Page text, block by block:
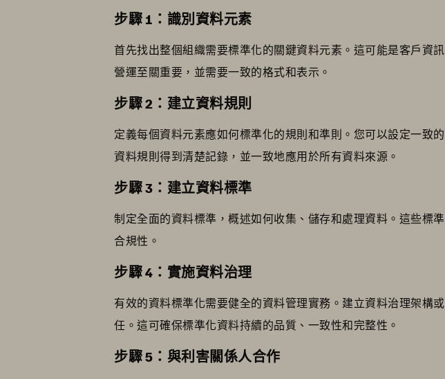
步驟 1：識別資料元素
首先找出整個組織需要標準化的關鍵資料元素。這可能是客戶資
營運至關重要，並需要一致的格式和表示。
步驟 2：建立資料規則
定義每個資料元素應如何標準化的規則和準則。您可以設定一致
資料規則得到清楚記錄，並一致地應用於所有資料來源。
步驟 3：建立資料標準
制定全面的資料標準，概述如何收集、儲存和處理資料。這些標
合規性。
步驟 4：實施資料治理
有效的資料標準化需要健全的資料管理實務。建立資料治理架構或
任。這可確保標準化資料持續的品質、一致性和完整性。
步驟 5：與利害關係人合作